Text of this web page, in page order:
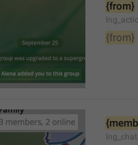
{from}
{from}